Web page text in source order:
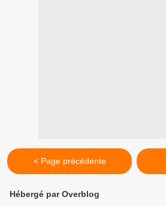
< Page précédente
Hébergé par Overblog